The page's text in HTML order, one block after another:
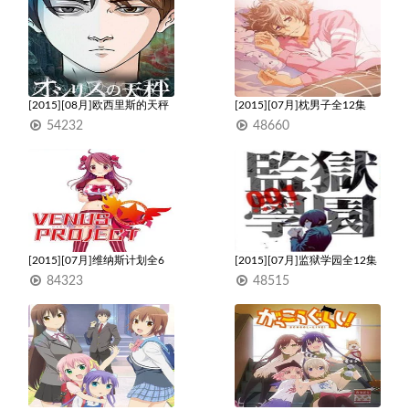
[2015][08月]欧西里斯的天秤
1-2部20集
54232
[2015][07月]枕男子全12集
48660
[2015][07月]维纳斯计划全6
集
84323
[2015][07月]监狱学园全12集
48515